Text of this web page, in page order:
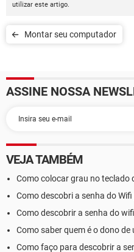
utilizar este artigo.
Montar seu computador
ASSINE NOSSA
VEJA TAMBÉM
Como colocar grau no teclado
Como descobri a senha do Wifi
Como descobrir a senha do
Como saber quem é o dono de
Como faço para descobrir a